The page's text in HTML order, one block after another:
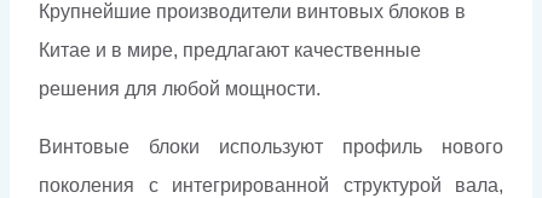
Крупнейшие производители винтовых блоков в
Китае и в мире, предлагают качественные
решения для любой мощности.
Винтовые блоки используют профиль нового
поколения с интегрированной структурой вала,